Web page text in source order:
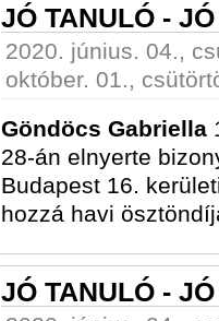
JÓ TANULÓ -
2020. június. 04.,
október. 01.,
Göndöcs Gabriella
28-án elnyerte
Budapest 16.
hozzá havi
JÓ TANULÓ -